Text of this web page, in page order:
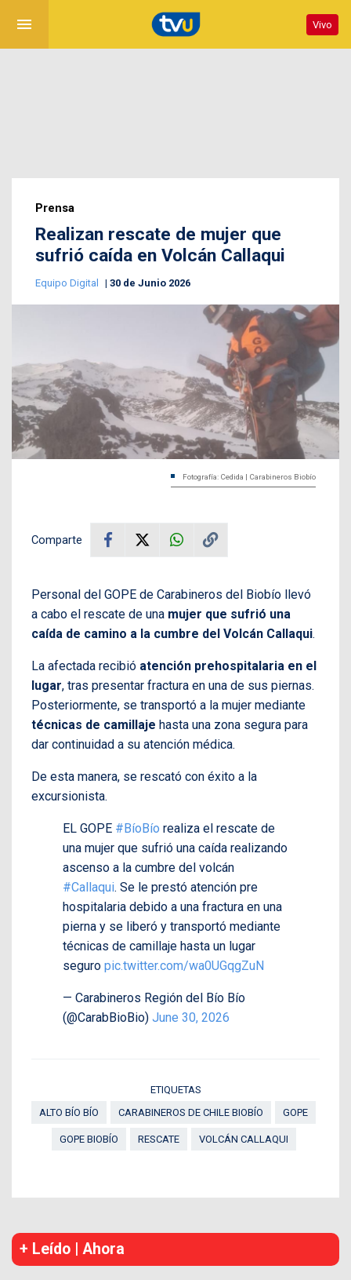
menu Vivo
Prensa
Realizan rescate de mujer que
sufrió caída en Volcán Callaqui
Equipo Digital 30 de Junio 2026
Fotografía: Cedida | Carabineros Biobío
Comparte
Personal del GOPE de Carabineros del Biobío llevó
a cabo el rescate de una mujer que sufrió una
caída de camino a la cumbre del Volcán Callaqui.
La afectada recibió atención prehospitalaria en el
lugar, tras presentar fractura en una de sus piernas.
Posteriormente, se transportó a la mujer mediante
técnicas de camillaje hasta una zona segura para
dar continuidad a su atención médica.
De esta manera, se rescató con éxito a la
excursionista.
EL GOPE #BíoBío realiza el rescate de
una mujer que sufrió una caída realizando
ascenso a la cumbre del volcán
#Callaqui. Se le prestó atención pre
hospitalaria debido a una fractura en una
pierna y se liberó y transportó mediante
técnicas de camillaje hasta un lugar
seguro pic.twitter.com/wa0UGqgZuN
— Carabineros Región del Bío Bío
(@CarabBioBio) June 30, 2026
ETIQUETAS
ALTO BÍO BÍO
CARABINEROS DE CHILE BIOBÍO GOPE
GOPE BIOBÍO RESCATE VOLCÁN CALLAQUI
+ Leído | Ahora